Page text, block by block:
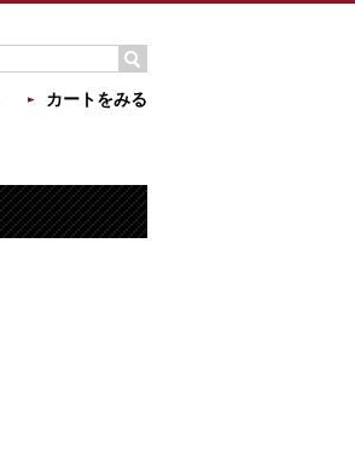
カートをみる